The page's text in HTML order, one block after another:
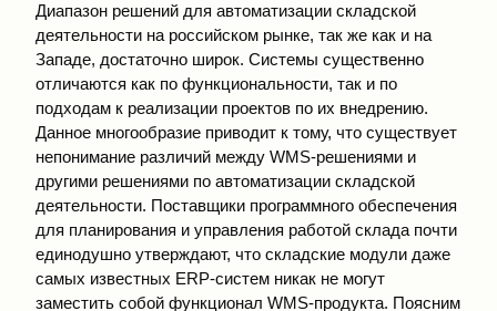
Диапазон решений для автоматизации складской
деятельности на российском рынке, так же как и на
Западе, достаточно широк. Системы существенно
отличаются как по функциональности, так и по
подходам к реализации проектов по их внедрению.
Данное многообразие приводит к тому, что существует
непонимание различий между WMS-решениями и
другими решениями по автоматизации складской
деятельности. Поставщики программного обеспечения
для планирования и управления работой склада почти
единодушно утверждают, что складские модули даже
самых известных ERP-систем никак не могут
заместить собой функционал WMS-продукта. Поясним